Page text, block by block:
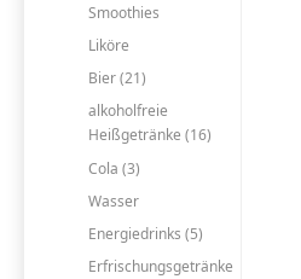
Smoothies
Liköre
Bier (21)
alkoholfreie
Heißgetränke (16)
Cola (3)
Wasser
Energiedrinks (5)
Erfrischungsgetränke